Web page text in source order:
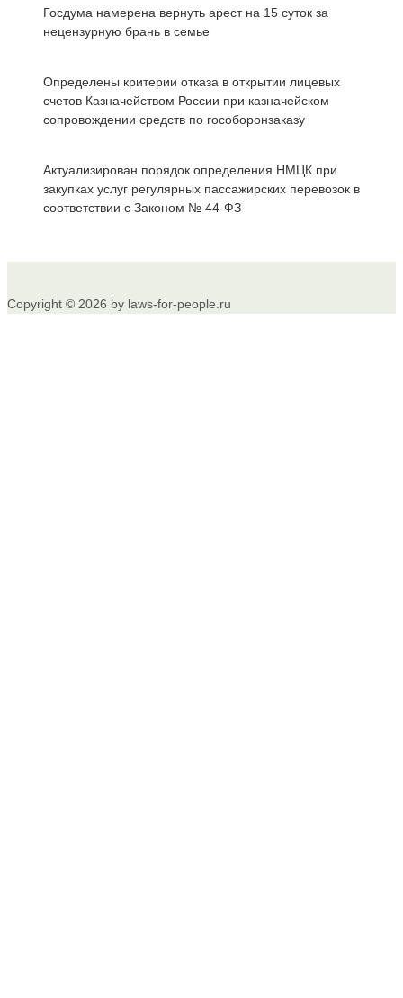
Госдума намерена вернуть арест на 15 суток за
нецензурную брань в семье
Определены критерии отказа в открытии лицевых
счетов Казначейством России при казначейском
сопровождении средств по гособоронзаказу
Актуализирован порядок определения НМЦК при
закупках услуг регулярных пассажирских перевозок в
соответствии с Законом № 44-ФЗ
Copyright © 2026 by laws-for-people.ru